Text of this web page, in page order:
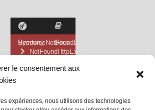
le consentement aux
expériences, nous utilisons des technologies